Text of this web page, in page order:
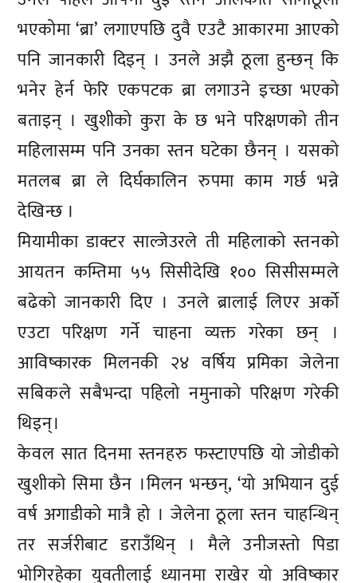
भएकोमा ‘ब्रा’ लगाएपछि दुवै एउटै आकारमा आएको
पनि जानकारी दिइन् । उनले अझै ठूला हुन्छन् कि
भनेर हेर्न फेरि एकपटक ब्रा लगाउने इच्छा भएको
बताइन् । खुशीको कुरा के छ भने परिक्षणको तीन
महिलासम्म पनि उनका स्तन घटेका छैनन् । यसको
मतलब ब्रा ले दिर्घकालिन रुपमा काम गर्छ भन्ने
देखिन्छ ।
मियामीका डाक्टर साल्जेउरले ती महिलाको स्तनको
आयतन कम्तिमा ५५ सिसीदेखि १०० सिसीसम्मले
बढेको जानकारी दिए । उनले ब्रालाई लिएर अर्को
एउटा परिक्षण गर्ने चाहना व्यक्त गरेका छन् ।
आविष्कारक मिलनकी २४ वर्षिय प्रमिका जेलेना
सबिकले सबैभन्दा पहिलो नमुनाको परिक्षण गरेकी
थिइन्।
केवल सात दिनमा स्तनहरु फस्टाएपछि यो जोडीको
खुशीको सिमा छैन ।मिलन भन्छन्, ‘यो अभियान दुई
वर्ष अगाडीको मात्रै हो । जेलेना ठूला स्तन चाहन्थिन्
तर सर्जरीबाट डराउँथिन् । मैले उनीजस्तो पिडा
भोगिरहेका युवतीलाई ध्यानमा राखेर यो अविष्कार